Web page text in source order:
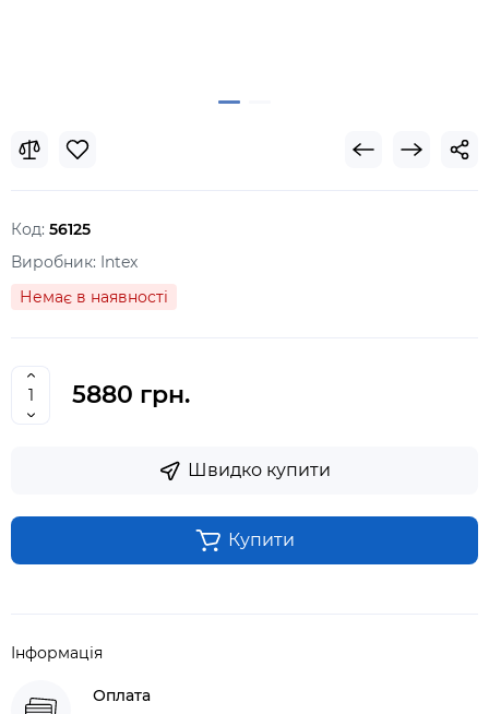
Код: 56125
Виробник: Intex
Немає в наявності
5880 грн.
Швидко купити
Купити
Інформація
Оплата